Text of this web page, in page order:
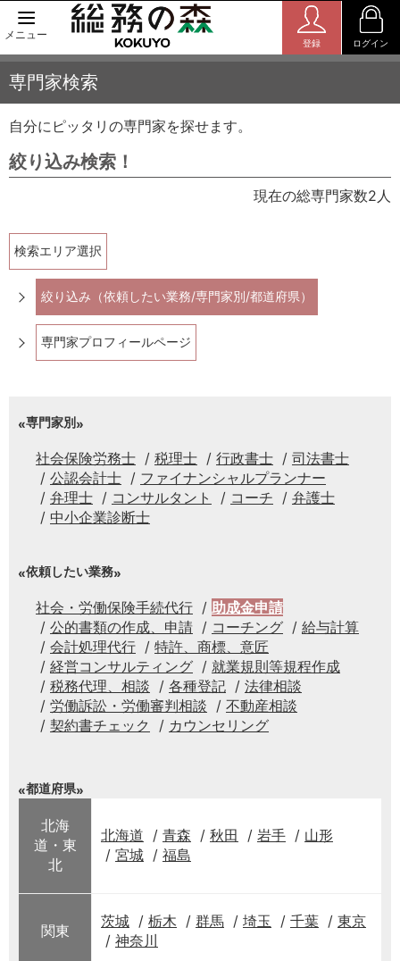
メニュー
登録 ログイン
専門家検索
自分にピッタリの専門家を探せます。
絞り込み検索！
現在の総専門家数2人
検索エリア選択
絞り込み（依頼したい業務/専門家別/都道府県）
専門家プロフィールページ
専門家別
社会保険労務士 税理士 行政書士
司法書士
公認会計士
ファイナンシャルプランナー
弁理士
コンサルタント コーチ
弁護士
中小企業診断士
依頼したい業務
社会・労働保険手続代行
助成金申請
公的書類の作成、申請
コーチング
給与計算
会計処理代行
特許、商標、意匠
経営コンサルティング
就業規則等規程作成
税務代理、相談
各種登記
法律相談
労働訴訟・労働審判相談
不動産相談
契約書チェック
カウンセリング
都道府県
北海
道・東
北
北海道 青森 秋田 岩手
山形
宮城
福島
関東
茨城 栃木 群馬 埼玉 千葉
東京
神奈川